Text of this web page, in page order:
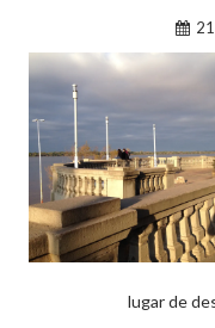
lugar de